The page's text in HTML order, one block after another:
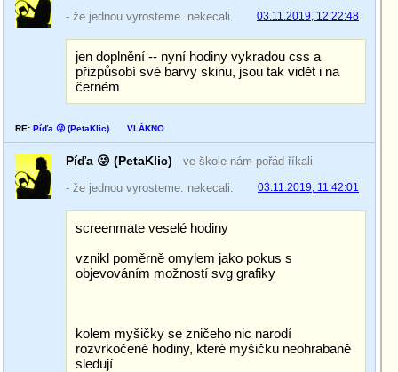
- že jednou vyrosteme. nekecali. 03.11.2019, 12:22:48
jen doplnění -- nyní hodiny vykradou css a
přizpůsobí své barvy skinu, jsou tak vidět i na
černém
RE: Píďa 😜 (PetaKlic) VLÁKNO
Píďa 😜 (PetaKlic)
ve škole nám pořád říkali
- že jednou vyrosteme. nekecali.
03.11.2019, 11:42:01
screenmate veselé hodiny
vznikl poměrně omylem jako pokus s
objevováním možností svg grafiky
kolem myšičky se zničeho nic narodí
rozvrkočené hodiny, které myšičku neohrabaně
sledují